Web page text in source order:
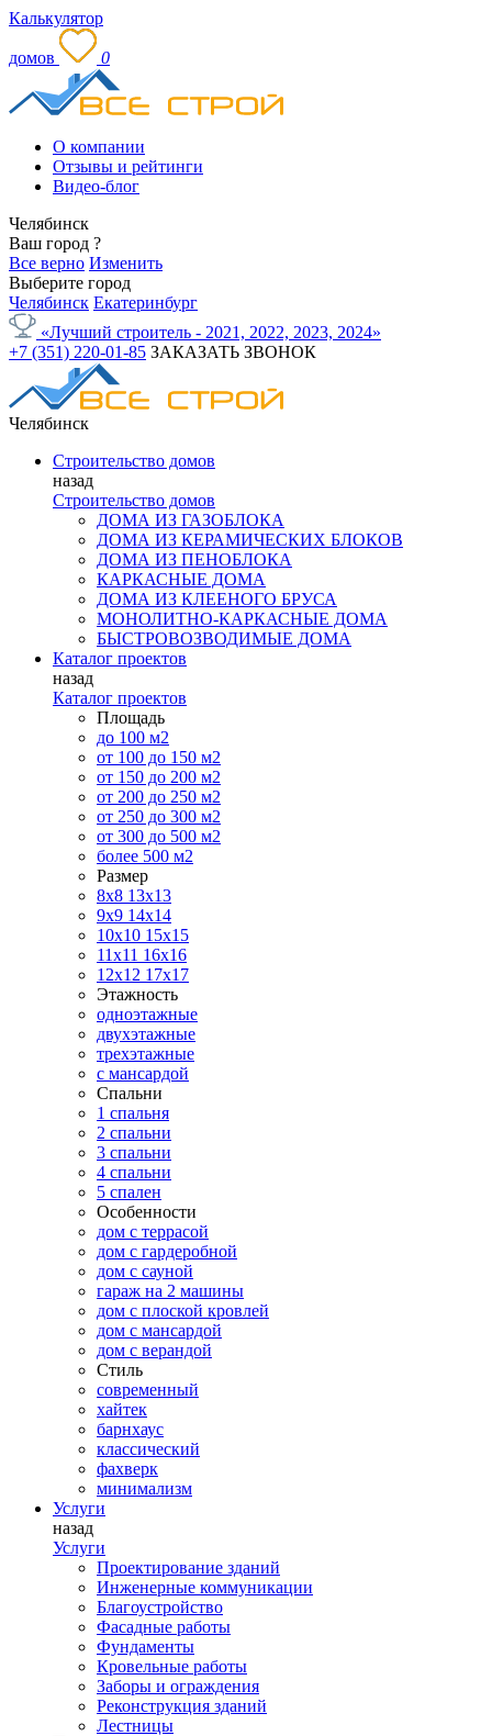
Калькулятор
домов 0
О компании
Отзывы и рейтинги
Видео-блог
Челябинск
Ваш город ?
Все верно Изменить
Выберите город
Челябинск Екатеринбург
«Лучший строитель - 2021, 2022, 2023, 2024»
+7 (351) 220-01-85 ЗАКАЗАТЬ ЗВОНОК
Челябинск
Строительство домов
назад
Строительство домов
ДОМА ИЗ ГАЗОБЛОКА
ДОМА ИЗ КЕРАМИЧЕСКИХ БЛОКОВ
ДОМА ИЗ ПЕНОБЛОКА
КАРКАСНЫЕ ДОМА
ДОМА ИЗ КЛЕЕНОГО БРУСА
МОНОЛИТНО-КАРКАСНЫЕ ДОМА
БЫСТРОВОЗВОДИМЫЕ ДОМА
Каталог проектов
назад
Каталог проектов
Площадь
до 100 м2
от 100 до 150 м2
от 150 до 200 м2
от 200 до 250 м2
от 250 до 300 м2
от 300 до 500 м2
более 500 м2
Размер
8х8 13х13
9х9 14х14
10х10 15х15
11x11 16х16
12х12 17х17
Этажность
одноэтажные
двухэтажные
трехэтажные
с мансардой
Спальни
1 спальня
2 спальни
3 спальни
4 спальни
5 спален
Особенности
дом с террасой
дом с гардеробной
дом с сауной
гараж на 2 машины
дом с плоской кровлей
дом с мансардой
дом с верандой
Стиль
современный
хайтек
барнхаус
классический
фахверк
минимализм
Услуги
назад
Услуги
Проектирование зданий
Инженерные коммуникации
Благоустройство
Фасадные работы
Фундаменты
Кровельные работы
Заборы и ограждения
Реконструкция зданий
Лестницы